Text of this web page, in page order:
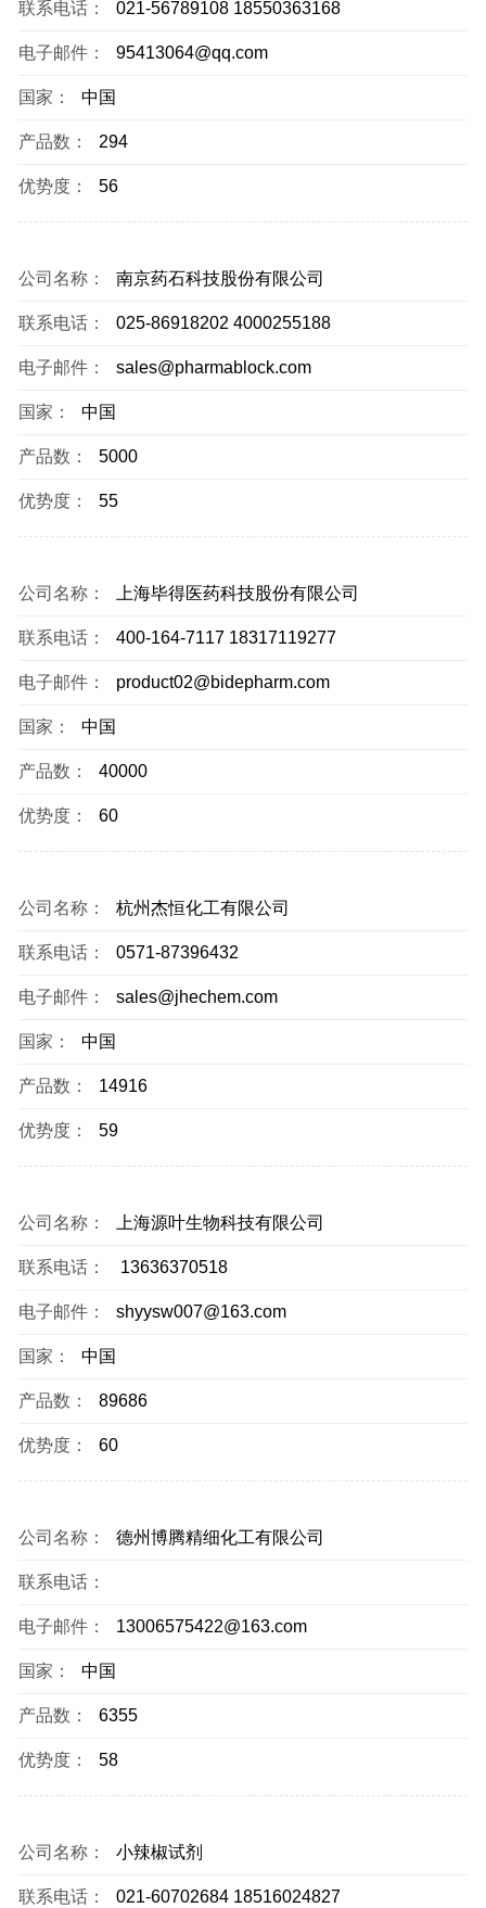
联系电话： 021-56789108 18550363168
电子邮件： 95413064@qq.com
国家： 中国
产品数： 294
优势度： 56
公司名称： 南京药石科技股份有限公司
联系电话： 025-86918202 4000255188
电子邮件： sales@pharmablock.com
国家： 中国
产品数： 5000
优势度： 55
公司名称： 上海毕得医药科技股份有限公司
联系电话： 400-164-7117 18317119277
电子邮件： product02@bidepharm.com
国家： 中国
产品数： 40000
优势度： 60
公司名称： 杭州杰恒化工有限公司
联系电话： 0571-87396432
电子邮件： sales@jhechem.com
国家： 中国
产品数： 14916
优势度： 59
公司名称： 上海源叶生物科技有限公司
联系电话： 13636370518
电子邮件： shyysw007@163.com
国家： 中国
产品数： 89686
优势度： 60
公司名称： 德州博腾精细化工有限公司
联系电话：
电子邮件： 13006575422@163.com
国家： 中国
产品数： 6355
优势度： 58
公司名称： 小辣椒试剂
联系电话： 021-60702684 18516024827